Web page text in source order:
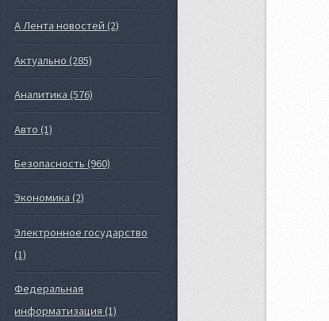
А Лента новостей (2)
Актуально (285)
Аналитика (576)
Авто (1)
Безопасность (960)
Экономика (2)
Электронное государство
(1)
Федеральная
информатизация (1)